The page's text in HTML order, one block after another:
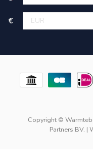
€
Copyright ©
Partners BV. |